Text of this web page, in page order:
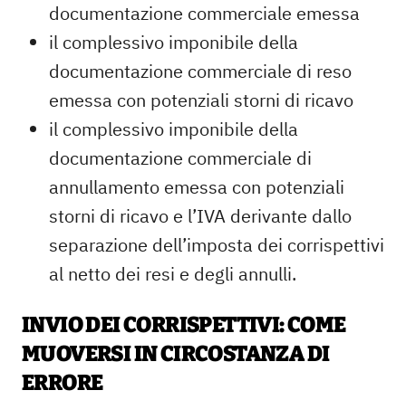
documentazione commerciale emessa
il complessivo imponibile della
documentazione commerciale di reso
emessa con potenziali storni di ricavo
il complessivo imponibile della
documentazione commerciale di
annullamento emessa con potenziali
storni di ricavo e l’IVA derivante dallo
separazione dell’imposta dei corrispettivi
al netto dei resi e degli annulli.
INVIO DEI CORRISPETTIVI: COME
MUOVERSI IN CIRCOSTANZA DI
ERRORE